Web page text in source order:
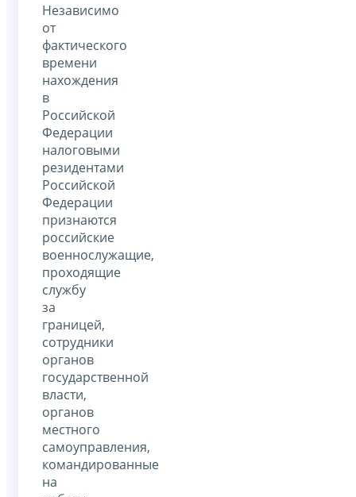
Независимо
от
фактического
времени
нахождения
в
Российской
Федерации
налоговыми
резидентами
Российской
Федерации
признаются
российские
военнослужащие,
проходящие
службу
за
границей,
сотрудники
органов
государственной
власти,
органов
местного
самоуправления,
командированные
на